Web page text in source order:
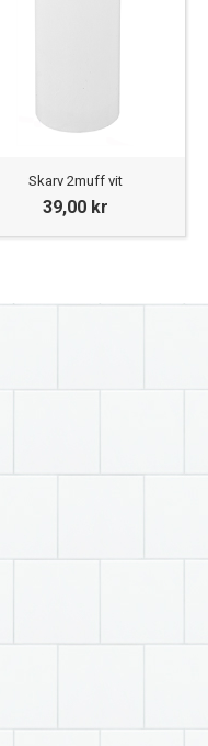
Skarv 2muff vit
39,00 kr